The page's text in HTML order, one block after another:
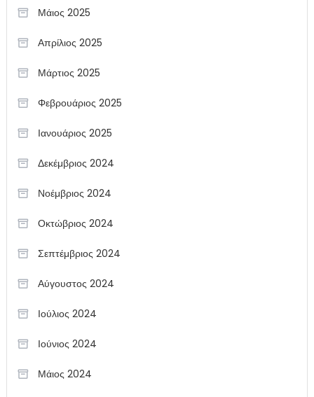
Μάιος 2025
Απρίλιος 2025
Μάρτιος 2025
Φεβρουάριος 2025
Ιανουάριος 2025
Δεκέμβριος 2024
Νοέμβριος 2024
Οκτώβριος 2024
Σεπτέμβριος 2024
Αύγουστος 2024
Ιούλιος 2024
Ιούνιος 2024
Μάιος 2024